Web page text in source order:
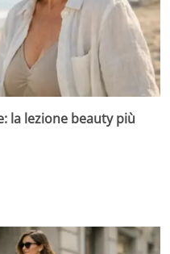
la lezione beauty più